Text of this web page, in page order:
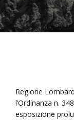
Regione
l’Ordinanza n.
esposizione